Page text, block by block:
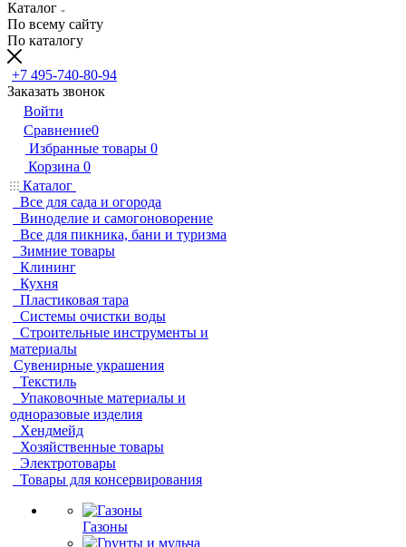
Каталог
По всему сайту
По каталогу
+7 495-740-80-94
Заказать звонок
Войти
Сравнение0
Избранные товары 0
Корзина 0
Каталог
Все для сада и огорода
Виноделие и самогоноворение
Все для пикника, бани и туризма
Зимние товары
Клининг
Кухня
Пластиковая тара
Системы очистки воды
Строительные инструменты и
материалы
Сувенирные украшения
Текстиль
Упаковочные материалы и
одноразовые изделия
Хендмейд
Хозяйственные товары
Электротовары
Товары для консервирования
Газоны